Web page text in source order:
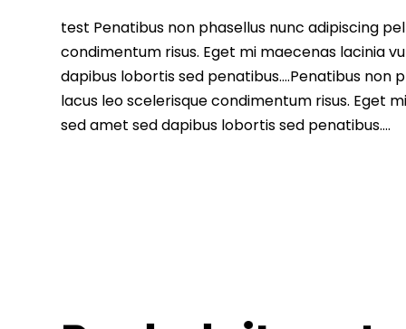
test Penatibus non phasellus nunc adipiscing
condimentum risus. Eget mi maecenas lacinia
dapibus lobortis sed penatibus….Penatibus non
lacus leo scelerisque condimentum risus. Eget
sed amet sed dapibus lobortis sed penatibus….